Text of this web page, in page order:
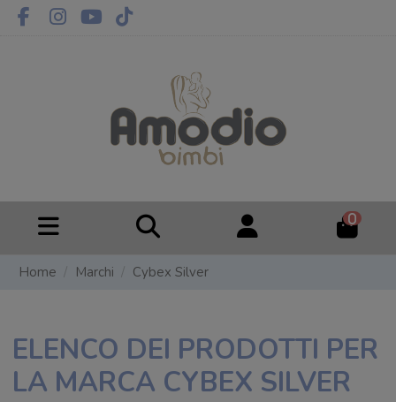
0
Home Marchi Cybex Silver
ELENCO DEI PRODOTTI PER
LA MARCA CYBEX SILVER